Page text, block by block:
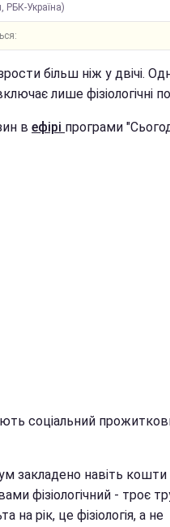
РБК-Україна)
більш ніж у двічі.
лише фізіологічні
в ефірі програми
соціальний
закладено навіть кошти
фізіологічний - троє
рік, це фізіологія, а не